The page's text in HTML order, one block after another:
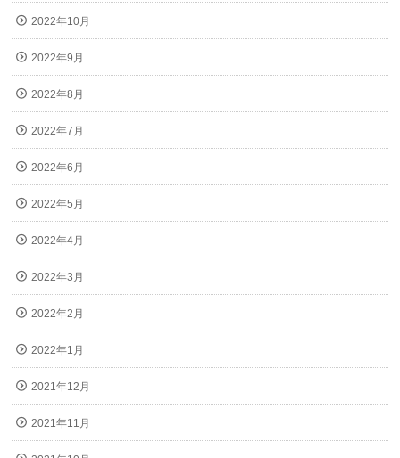
2022年10月
2022年9月
2022年8月
2022年7月
2022年6月
2022年5月
2022年4月
2022年3月
2022年2月
2022年1月
2021年12月
2021年11月